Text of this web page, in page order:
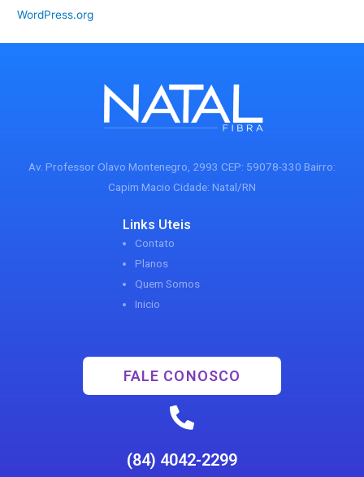
WordPress.org
Av. Professor Olavo Montenegro, 2993 CEP: 59078-330 Bairro:
Capim Macio Cidade: Natal/RN
Links Uteis
Contato
Planos
Quem Somos
Inicio
FALE CONOSCO
(84) 4042-2299